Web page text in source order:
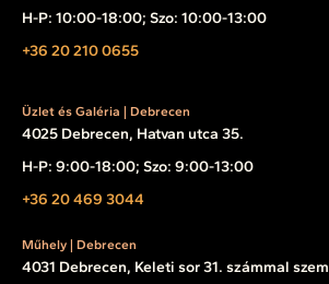
H-P: 10:00-18:00; Szo: 10:00-13:00
+36 20 210 0655
Üzlet és Galéria | Debrecen
4025 Debrecen, Hatvan utca 35.
H-P: 9:00-18:00; Szo: 9:00-13:00
+36 20 469 3044
Műhely | Debrecen
4031 Debrecen, Keleti sor 31. számmal